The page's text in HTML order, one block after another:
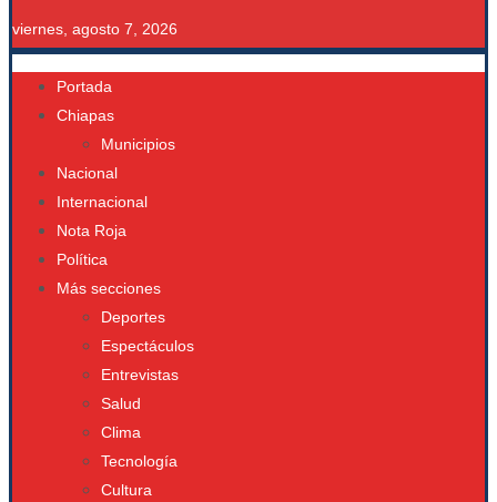
viernes, agosto 7, 2026
Portada
Chiapas
Municipios
Nacional
Internacional
Nota Roja
Política
Más secciones
Deportes
Espectáculos
Entrevistas
Salud
Clima
Tecnología
Cultura